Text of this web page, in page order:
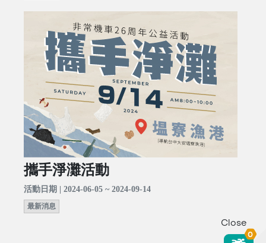
攜手淨灘活動
活動日期 | 2024-06-05 ~ 2024-09-14
最新消息
Close
0